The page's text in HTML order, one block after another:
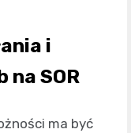
i
na SOR
ma być